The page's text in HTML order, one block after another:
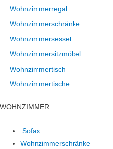
Wohnzimmerregal
Wohnzimmerschränke
Wohnzimmersessel
Wohnzimmersitzmöbel
Wohnzimmertisch
Wohnzimmertische
WOHNZIMMER
Sofas
Wohnzimmerschränke